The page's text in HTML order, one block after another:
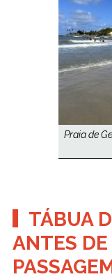
Praia de
TÁBUA
ANTES